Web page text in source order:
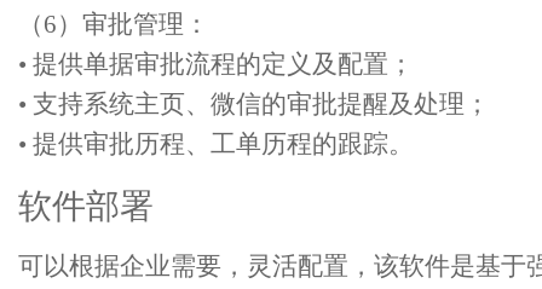
（6）审批管理：
• 提供单据审批流程的定义及配置；
• 支持系统主页、微信的审批提醒及处理；
• 提供审批历程、工单历程的跟踪。
软件部署
可以根据企业需要，灵活配置，该软件是基于